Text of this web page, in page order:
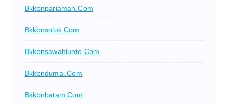
Bkkbnpariaman.com
Bkkbnsolok.com
Bkkbnsawahlunto.com
Bkkbndumai.com
Bkkbnbatam.com